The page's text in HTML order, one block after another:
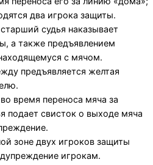
два игрока защиты.
судья наказывает
а также предъявлением
с мячом.
предъявляется желтая
время переноса мяча за
подает свисток о выходе мяча
зоне двух игроков защиты
игрокам.